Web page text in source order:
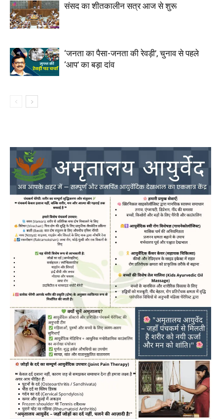
संसद का शीतकालीन सत्र आज से शुरू
‘जनता का पैसा-जनता की रेवड़ी’, चुनाव से पहले
‘आप’ का बड़ा दांव